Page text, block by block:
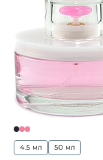
4.5 мл 50 мл